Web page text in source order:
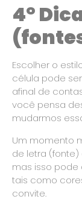
4°
Escolher o
célula pode
afinal de
você pensa
mudarmos
Um momento
de letra
mas isso
tais como
convite.